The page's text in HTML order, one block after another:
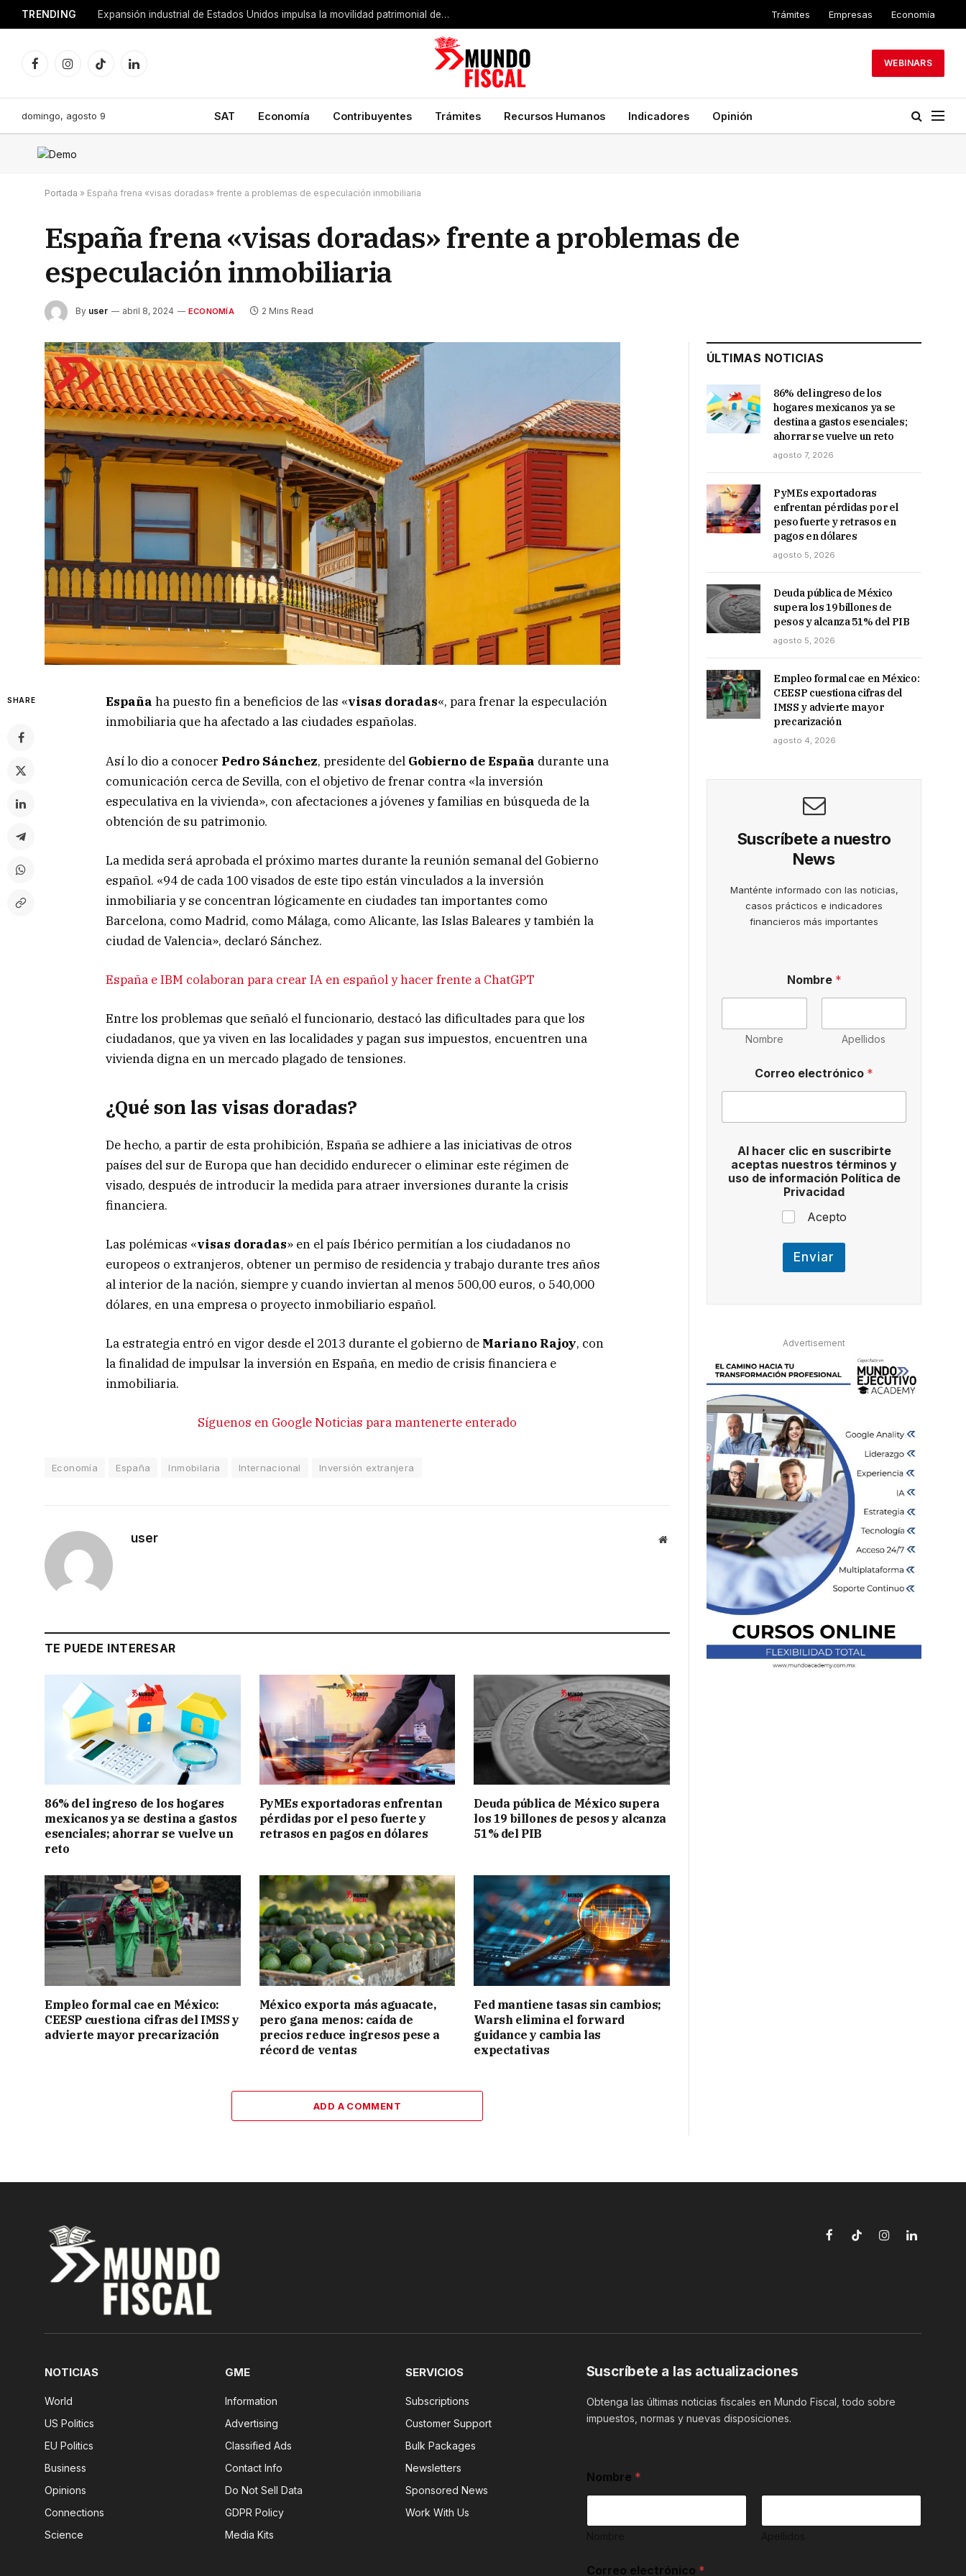
TRENDING Expansión industrial de Estados Unidos impulsa la movilidad patrimonial de empresarios mexicanos Trámites Empresas Economía
FacebookInstagramTikTokLinkedIn
WEBINARS
domingo, agosto 9 SAT Economía Contribuyentes Trámites Recursos Humanos Indicadores Opinión
Portada » España frena «visas doradas» frente a problemas de especulación inmobiliaria
España frena «visas doradas» frente a problemas de
especulación inmobiliaria
By user abril 8, 2024 ECONOMÍA 2 Mins Read
SHARE España ha puesto fin a beneficios de las «visas doradas«, para frenar la especulación
inmobiliaria que ha afectado a las ciudades españolas.
Así lo dio a conocer Pedro Sánchez, presidente del Gobierno de España durante una
comunicación cerca de Sevilla, con el objetivo de frenar contra «la inversión
especulativa en la vivienda», con afectaciones a jóvenes y familias en búsqueda de la
obtención de su patrimonio.
La medida será aprobada el próximo martes durante la reunión semanal del Gobierno
español. «94 de cada 100 visados de este tipo están vinculados a la inversión
inmobiliaria y se concentran lógicamente en ciudades tan importantes como
Barcelona, como Madrid, como Málaga, como Alicante, las Islas Baleares y también la
ciudad de Valencia», declaró Sánchez.
España e IBM colaboran para crear IA en español y hacer frente a ChatGPT
Entre los problemas que señaló el funcionario, destacó las dificultades para que los
ciudadanos, que ya viven en las localidades y pagan sus impuestos, encuentren una
vivienda digna en un mercado plagado de tensiones.
¿Qué son las visas doradas?
De hecho, a partir de esta prohibición, España se adhiere a las iniciativas de otros
países del sur de Europa que han decidido endurecer o eliminar este régimen de
visado, después de introducir la medida para atraer inversiones durante la crisis
financiera.
Las polémicas «visas doradas» en el país Ibérico permitían a los ciudadanos no
europeos o extranjeros, obtener un permiso de residencia y trabajo durante tres años
al interior de la nación, siempre y cuando inviertan al menos 500,00 euros, o 540,000
dólares, en una empresa o proyecto inmobiliario español.
La estrategia entró en vigor desde el 2013 durante el gobierno de Mariano Rajoy, con
la finalidad de impulsar la inversión en España, en medio de crisis financiera e
inmobiliaria.
Síguenos en Google Noticias para mantenerte enterado
Economía España Inmobilaria Internacional Inversión extranjera
user Website
TE PUEDE INTERESAR
86% del ingreso de los hogares
mexicanos ya se destina a gastos
esenciales; ahorrar se vuelve un
reto
PyMEs exportadoras enfrentan
pérdidas por el peso fuerte y
retrasos en pagos en dólares
Deuda pública de México supera
los 19 billones de pesos y alcanza
51% del PIB
Empleo formal cae en México:
CEESP cuestiona cifras del IMSS y
advierte mayor precarización
México exporta más aguacate,
pero gana menos: caída de
precios reduce ingresos pese a
récord de ventas
Fed mantiene tasas sin cambios;
Warsh elimina el forward
guidance y cambia las
expectativas
ADD A COMMENT
ÚLTIMAS NOTICIAS
86% del ingreso de los
hogares mexicanos ya se
destina a gastos esenciales;
ahorrar se vuelve un reto
agosto 7, 2026
PyMEs exportadoras
enfrentan pérdidas por el
peso fuerte y retrasos en
pagos en dólares
agosto 5, 2026
Deuda pública de México
supera los 19 billones de
pesos y alcanza 51% del PIB
agosto 5, 2026
Empleo formal cae en México:
CEESP cuestiona cifras del
IMSS y advierte mayor
precarización
agosto 4, 2026
Suscríbete a nuestro
News
Manténte informado con las noticias,
casos prácticos e indicadores
financieros más importantes
Nombre *
Nombre Apellidos
Correo electrónico *
l
i
c
c
i
*
Al hacer clic en suscribirte
aceptas nuestros términos y
uso de información Política de
Privacidad
Acepto
Enviar
Advertisement
FacebookTikTokInstagramLinkedIn
NOTICIAS
World
US Politics
EU Politics
Business
Opinions
Connections
Science
GME
Information
Advertising
Classified Ads
Contact Info
Do Not Sell Data
GDPR Policy
Media Kits
SERVICIOS
Subscriptions
Customer Support
Bulk Packages
Newsletters
Sponsored News
Work With Us
Suscríbete a las actualizaciones
Obtenga las últimas noticias fiscales en Mundo Fiscal, todo sobre
impuestos, normas y nuevas disposiciones.
Nombre *
Correo electrónico *